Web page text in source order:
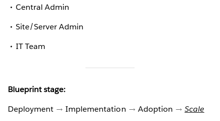
Central Admin
Site/Server Admin
IT Team
Blueprint stage:
Deployment
Implementation Adoption
Scale